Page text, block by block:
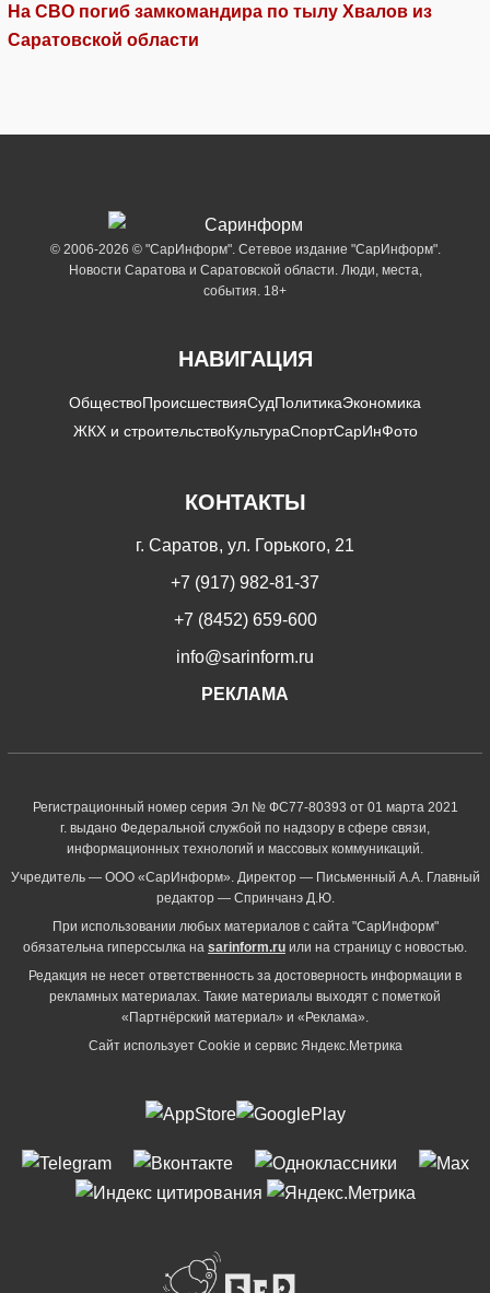
На СВО погиб замкомандира по тылу Хвалов из
Саратовской области
© 2006-2026 © "СарИнформ". Сетевое издание "СарИнформ".
Новости Саратова и Саратовской области. Люди, места,
события. 18+
НАВИГАЦИЯ
ОбществоПроисшествияСудПолитикаЭкономика
ЖКХ и строительствоКультураСпортСарИнФото
КОНТАКТЫ
г. Саратов, ул. Горького, 21
+7 (917) 982-81-37
+7 (8452) 659-600
info@sarinform.ru
РЕКЛАМА
Регистрационный номер серия Эл № ФС77-80393 от 01 марта 2021
г. выдано Федеральной службой по надзору в сфере связи,
информационных технологий и массовых коммуникаций.
Учредитель — ООО «СарИнформ». Директор — Письменный А.А. Главный
редактор — Спринчанэ Д.Ю.
При использовании любых материалов с сайта "СарИнформ"
обязательна гиперссылка на sarinform.ru или на страницу с новостью.
Редакция не несет ответственность за достоверность информации в
рекламных материалах. Такие материалы выходят с пометкой
«Партнёрский материал» и «Реклама».
Сайт использует Cookie и сервиc Яндекс.Метрика